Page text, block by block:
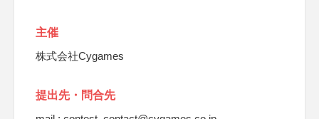
主催
株式会社Cygames
提出先・問合先